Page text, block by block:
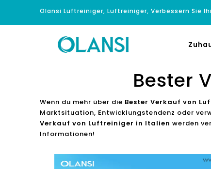
Olansi Luftreiniger, Luftreiniger, Verbessern Sie
Bester
Wenn du mehr über die Bester Verkauf von
Marktsituation, Entwicklungstendenz oder
Verkauf von Luftreiniger in Italien werden
Informationen!